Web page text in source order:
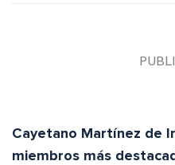
Cayetano Martínez de
miembros más